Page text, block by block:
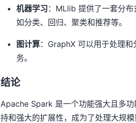
机器学习 ：MLlib 提供了一套分布
如分类、回归、聚类和推荐等。
图计算：GraphX 可以用于处理
务。
结论
Apache Spark 是一个功能强大且多
持和强大的扩展性，成为了处理大规